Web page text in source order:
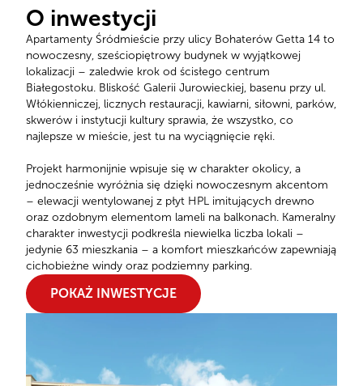
O inwestycji
Apartamenty Śródmieście przy ulicy Bohaterów Getta 14 to
nowoczesny, sześciopiętrowy budynek w wyjątkowej
lokalizacji – zaledwie krok od ścisłego centrum
Białegostoku. Bliskość Galerii Jurowieckiej, basenu przy ul.
Włókienniczej, licznych restauracji, kawiarni, siłowni, parków,
skwerów i instytucji kultury sprawia, że wszystko, co
najlepsze w mieście, jest tu na wyciągnięcie ręki.
Projekt harmonijnie wpisuje się w charakter okolicy, a
jednocześnie wyróżnia się dzięki nowoczesnym akcentom
– elewacji wentylowanej z płyt HPL imitujących drewno
oraz ozdobnym elementom lameli na balkonach. Kameralny
charakter inwestycji podkreśla niewielka liczba lokali –
jedynie 63 mieszkania – a komfort mieszkańców zapewniają
cichobieżne windy oraz podziemny parking.
POKAŻ INWESTYCJE